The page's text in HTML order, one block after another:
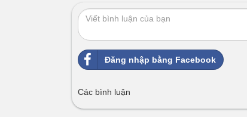
Đăng nhập bằng Facebook
Các bình luận